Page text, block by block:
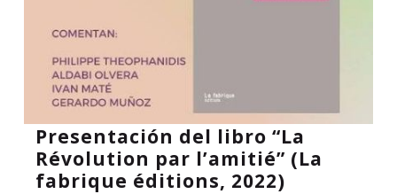
Presentación del libro “La
Révolution par l’amitié” (La
fabrique éditions, 2022)